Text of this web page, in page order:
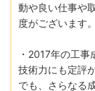
動や良い仕事や
度がございます。
・2017年の工事
技術力にも定評
でも、さらなる